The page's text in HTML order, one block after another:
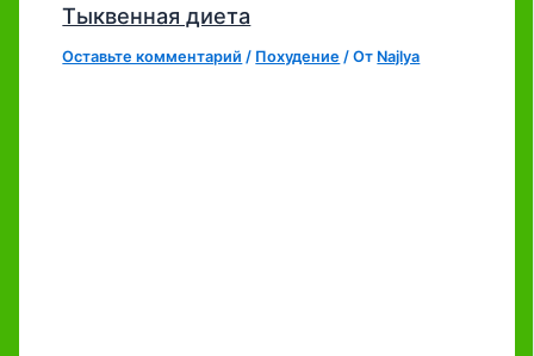
Тыквенная диета
Оставьте комментарий / Похудение / От Najlya